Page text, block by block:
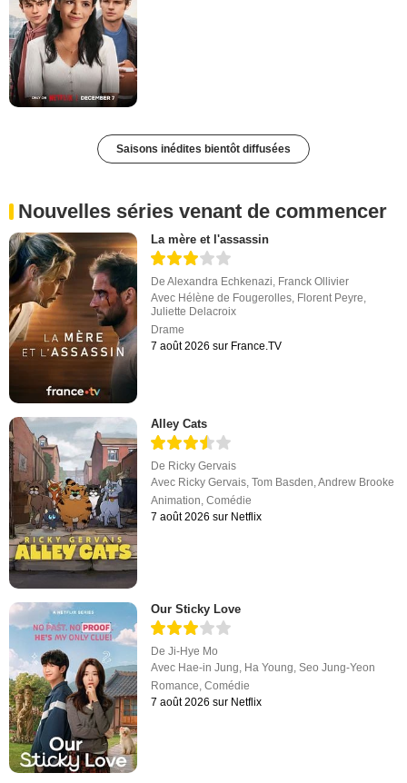
Saisons inédites bientôt diffusées
Nouvelles séries venant de commencer
La mère et l'assassin
DeAlexandra Echkenazi, Franck Ollivier
Avec Hélène de Fougerolles, Florent Peyre,
Juliette Delacroix
Drame
7 août 2026 sur France.TV
Alley Cats
De Ricky Gervais
Avec Ricky Gervais,Tom Basden,Andrew Brooke
Animation,Comédie
7 août 2026 sur Netflix
Our Sticky Love
DeJi-Hye Mo
Avec Hae-in Jung Ha Young ,Seo Jung-Yeon
Romance ,Comédie
7 août 2026 sur Netflix